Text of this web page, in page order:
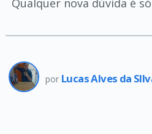
Qualquer nova dúvida é
por Lucas Alves da